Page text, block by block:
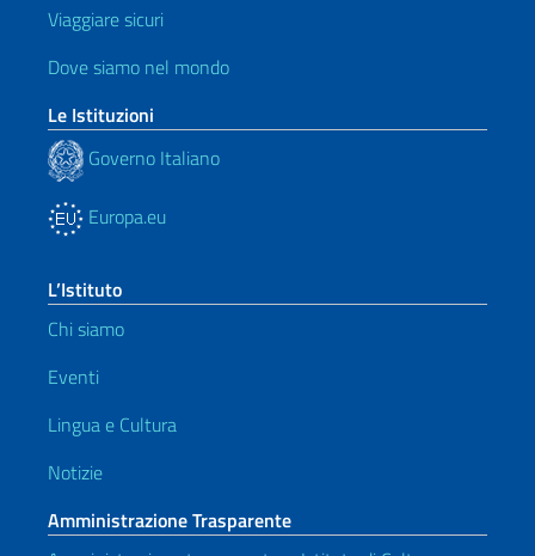
Viaggiare sicuri
Dove siamo nel mondo
Le Istituzioni
Governo Italiano
Europa.eu
L’Istituto
Chi siamo
Eventi
Lingua e Cultura
Notizie
Amministrazione Trasparente